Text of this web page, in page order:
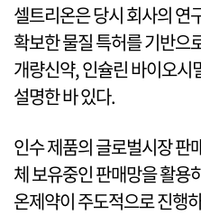
셀트리온은 당시 회사의
확보한 물질 특허를 기반으
개량신약, 인슐린 바이오
설명한 바 있다.
인수 제품의 글로벌시장 판
체 보유중인 판매망을 활용
온제약이 주도적으로 진행